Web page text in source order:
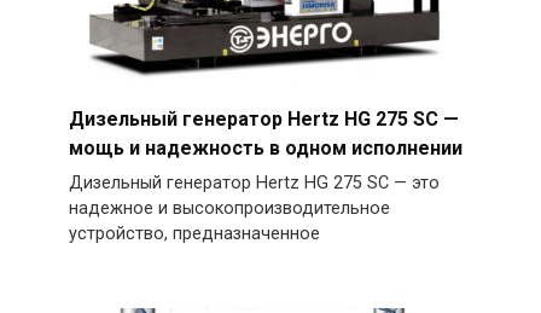
Дизельный генератор Hertz HG 275 SC —
мощь и надежность в одном исполнении
Дизельный генератор Hertz HG 275 SC — это
надежное и высокопроизводительное
устройство, предназначенное